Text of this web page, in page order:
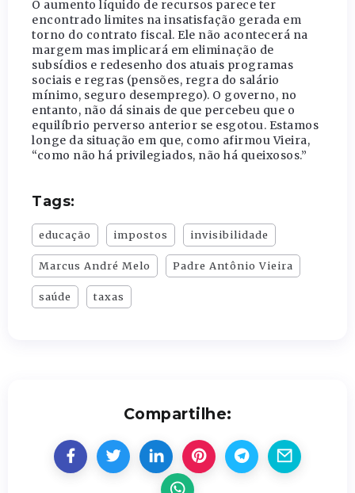
O aumento líquido de recursos parece ter
encontrado limites na insatisfação gerada em
torno do contrato fiscal. Ele não acontecerá na
margem mas implicará em eliminação de
subsídios e redesenho dos atuais programas
sociais e regras (pensões, regra do salário
mínimo, seguro desemprego). O governo, no
entanto, não dá sinais de que percebeu que o
equilíbrio perverso anterior se esgotou. Estamos
longe da situação em que, como afirmou Vieira,
“como não há privilegiados, não há queixosos.”
Tags:
educação impostos invisibilidade
Marcus André Melo Padre Antônio Vieira
saúde taxas
Compartilhe: